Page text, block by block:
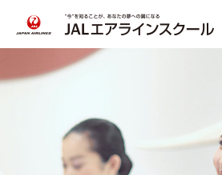
短期集中講座
客室乗務員コース